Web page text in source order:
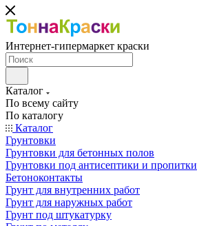
Интернет-гипермаркет краски
Каталог
По всему сайту
По каталогу
Каталог
Грунтовки
Грунтовки для бетонных полов
Грунтовки под антисептики и пропитки
Бетоноконтакты
Грунт для внутренних работ
Грунт для наружных работ
Грунт под штукатурку